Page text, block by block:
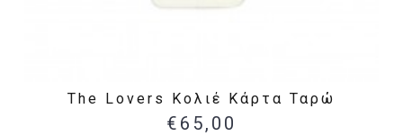
The Lovers Κολιέ Κάρτα Ταρώ
€65,00